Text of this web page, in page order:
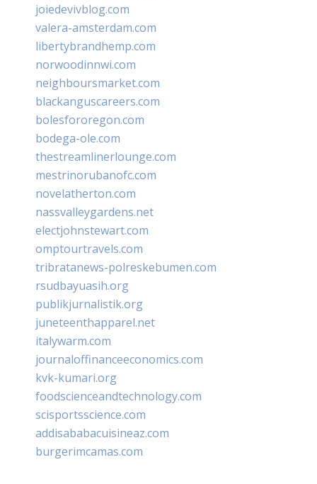
joiedevivblog.com
valera-amsterdam.com
libertybrandhemp.com
norwoodinnwi.com
neighboursmarket.com
blackanguscareers.com
bolesfororegon.com
bodega-ole.com
thestreamlinerlounge.com
mestrinorubanofc.com
novelatherton.com
nassvalleygardens.net
electjohnstewart.com
omptourtravels.com
tribratanews-polreskebumen.com
rsudbayuasih.org
publikjurnalistik.org
juneteenthapparel.net
italywarm.com
journaloffinanceeconomics.com
kvk-kumari.org
foodscienceandtechnology.com
scisportsscience.com
addisababacuisineaz.com
burgerimcamas.com